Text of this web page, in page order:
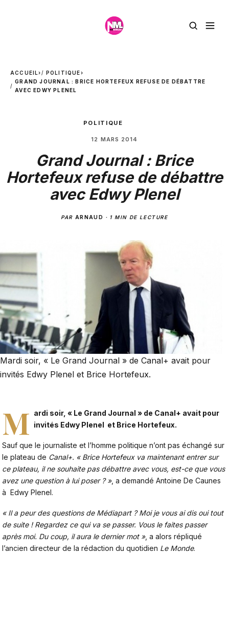
ACCUEIL› POLITIQUE›
GRAND JOURNAL : BRICE HORTEFEUX REFUSE DE DÉBATTRE
AVEC EDWY PLENEL
POLITIQUE
12 MARS 2014
Grand Journal : Brice
Hortefeux refuse de débattre
avec Edwy Plenel
PAR ARNAUD · 1 MIN DE LECTURE
Mardi soir, « Le Grand Journal » de Canal+ avait pour
invités Edwy Plenel et Brice Hortefeux.
M ardi soir, « Le Grand Journal » de Canal+ avait pour
invités Edwy Plenel et Brice Hortefeux.
Sauf que le journaliste et l’homme politique n’ont pas échangé sur
le plateau de Canal+. « Brice Hortefeux va maintenant entrer sur
ce plateau, il ne souhaite pas débattre avec vous, est-ce que vous
avez une question à lui poser ? », a demandé Antoine De Caunes
à Edwy Plenel.
« Il a peur des questions de Médiapart ? Moi je vous ai dis oui tout
de suite ! Regardez ce qui va se passer. Vous le faites passer
après moi. Du coup, il aura le dernier mot », a alors répliqué
l’ancien directeur de la rédaction du quotidien Le Monde.